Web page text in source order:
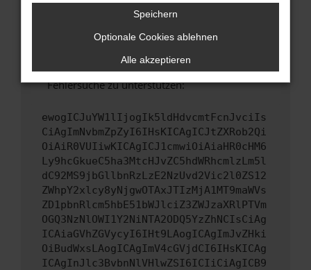
Wende dich an den Webseitenbetreiber.
Wenn du alle oben genannten Schritte versucht
hast, kontaktiere uns bitte. Wir werden
versuchen, das Problem zu beheben. Du kannst
uns diesen Text schicken, um uns bei der
Fehlersuche zu unterstützen:
ewogICJuYW1lIjogIk5ldHdvcmtFcnJvciIs
CiAgImNvbmZpZyI6IHsKICAgICJtZXRob2Qi
OiAiR0VUIiwKICAgICJ1cmwiOiAiaHR0cHM6
Ly9hcGkueC5ha3MtcHJvZC5hdWRhcmlzLm5l
dC92MS9jbGllbnRzLzE2NzUvd2Vic2l0ZS12
ZWhpY2xlcy8yNjgwOTAxJTIzMjA1MT9maWVs
ZD1pbnRlcm5hbE51bWJlciZ3ZWJzaXRlPTVm
OGQ3NzNlOWI1Y2NiNTA2ODQ5YzZhNCIsCiAg
ICAiaGVhZGVycyI6IHt9LAogICAgImJvZHki
OiBudWxsLAogICAgImV4cGVjdCI6IHsKICAg
ICAgInJlc3BvbnNlVHlwZSI6ICIiCiAgICB9
Speichern
Optionale Cookies ablehnen
Alle akzeptieren